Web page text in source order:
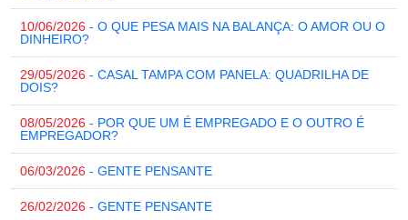
10/06/2026 - O QUE PESA MAIS NA BALANÇA: O AMOR OU O
DINHEIRO?
29/05/2026 - CASAL TAMPA COM PANELA: QUADRILHA DE
DOIS?
08/05/2026 - POR QUE UM É EMPREGADO E O OUTRO É
EMPREGADOR?
06/03/2026 - GENTE PENSANTE
26/02/2026 - GENTE PENSANTE